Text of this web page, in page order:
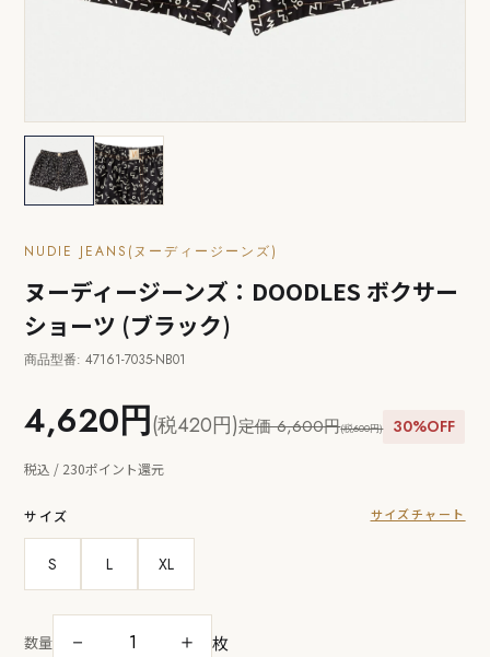
NUDIE JEANS(ヌーディージーンズ)
ヌーディージーンズ：DOODLES ボクサー
ショーツ (ブラック)
商品型番: 47161-7035-NB01
4,620円(税420円)定価 6,600円(税600円) 30%OFF
税込 / 230ポイント還元
サイズ サイズチャート
S L XL
数量 － ＋ 枚